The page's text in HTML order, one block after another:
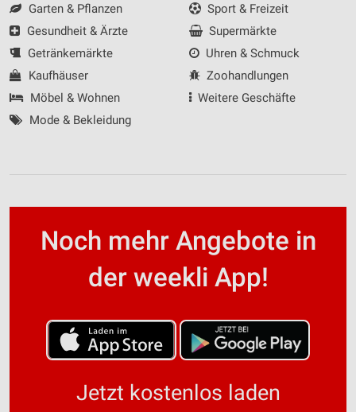
Garten & Pflanzen
Gesundheit & Ärzte
Getränkemärkte
Kaufhäuser
Möbel & Wohnen
Mode & Bekleidung
Sport & Freizeit
Supermärkte
Uhren & Schmuck
Zoohandlungen
Weitere Geschäfte
Noch mehr Angebote in
der weekli App!
Jetzt kostenlos laden